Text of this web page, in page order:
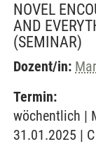
NOVEL
AND
(SEMINAR)
Dozent/in:
Termin:
wöchentlich |
31.01.2025 |